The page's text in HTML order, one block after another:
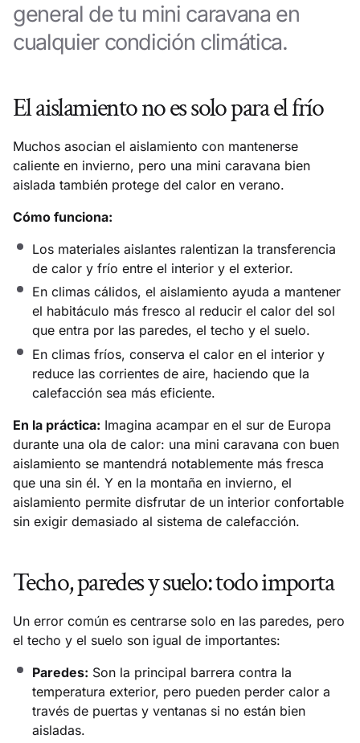
general de tu mini caravana en
cualquier condición climática.
El aislamiento no es solo para el frío
Muchos asocian el aislamiento con mantenerse
caliente en invierno, pero una mini caravana bien
aislada también protege del calor en verano.
Cómo funciona:
Los materiales aislantes ralentizan la transferencia
de calor y frío entre el interior y el exterior.
En climas cálidos, el aislamiento ayuda a mantener
el habitáculo más fresco al reducir el calor del sol
que entra por las paredes, el techo y el suelo.
En climas fríos, conserva el calor en el interior y
reduce las corrientes de aire, haciendo que la
calefacción sea más eficiente.
En la práctica: Imagina acampar en el sur de Europa
durante una ola de calor: una mini caravana con buen
aislamiento se mantendrá notablemente más fresca
que una sin él. Y en la montaña en invierno, el
aislamiento permite disfrutar de un interior confortable
sin exigir demasiado al sistema de calefacción.
Techo, paredes y suelo: todo importa
Un error común es centrarse solo en las paredes, pero
el techo y el suelo son igual de importantes:
Paredes: Son la principal barrera contra la
temperatura exterior, pero pueden perder calor a
través de puertas y ventanas si no están bien
aisladas.